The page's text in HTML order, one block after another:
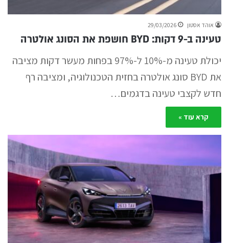
אוהד אסטון 29/03/2026
טעינה ב-9 דקות: BYD חושפת את הסונג אולטרה
יכולת טעינה מ-10% ל-97% בפחות מעשר דקות מציבה
את BYD סונג אולטרה בחזית הטכנולוגיה, ומציבה רף
חדש לקצבי טעינה בדגמים…
קרא עוד »